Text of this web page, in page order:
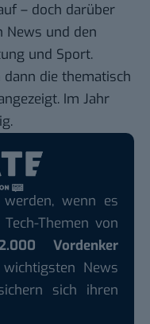
– doch darüber
News und den
und Sport.
die thematisch
Im Jahr
wenn es
Themen von
Vordenker
News
sich ihren